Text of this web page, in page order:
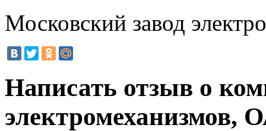
Московский завод
Написать отзыв о
электромеханизмов,